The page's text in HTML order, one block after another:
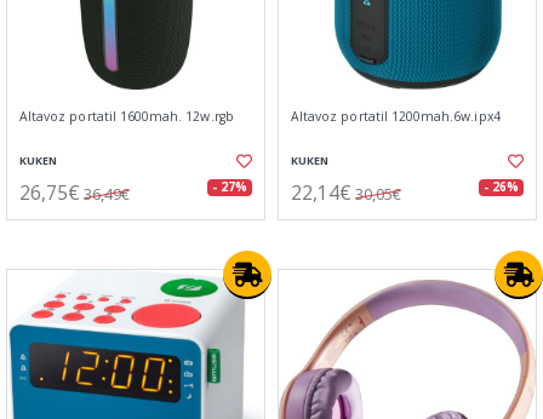
Altavoz portatil 1600mah. 12w.rgb
KUKEN
26,75€ 36,49€ - 27%
Altavoz portatil 1200mah.6w.ipx4
KUKEN
22,14€ 30,05€ - 26%